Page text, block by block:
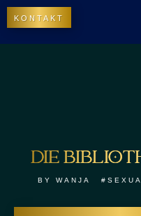
KONTAKT
DIE
BY WANJA